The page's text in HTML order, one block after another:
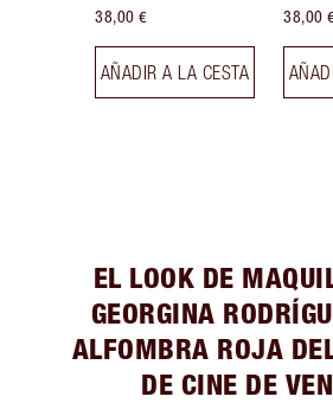
38,00 €
AÑADIR A LA CESTA
38,00
EL LOOK DE
GEORGINA
ALFOMBRA ROJA
DE CINE DE